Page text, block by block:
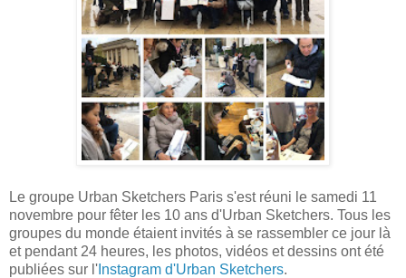
Le groupe Urban Sketchers Paris s'est réuni le samedi 11
novembre pour fêter les 10 ans d'Urban Sketchers. Tous les
groupes du monde étaient invités à se rassembler ce jour là
et pendant 24 heures, les photos, vidéos et dessins ont été
publiées sur l' Instagram d'Urban Sketchers.